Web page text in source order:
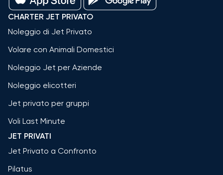
CHARTER JET PRIVATO
Noleggio di Jet Privato
Volare con Animali Domestici
Noleggio Jet per Aziende
Noleggio elicotteri
Jet privato per gruppi
Voli Last Minute
JET PRIVATI
Jet Privato a Confronto
Pilatus